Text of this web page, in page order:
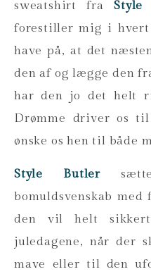
sweatshirt fraStyle
forestiller mig i
have på, at det
den af og lægge den
har den jo det helt
Drømme driver os
ønske os hen til både
Style Butler
bomuldsvenskab
den vil helt
juledagene, når der
mave eller til den